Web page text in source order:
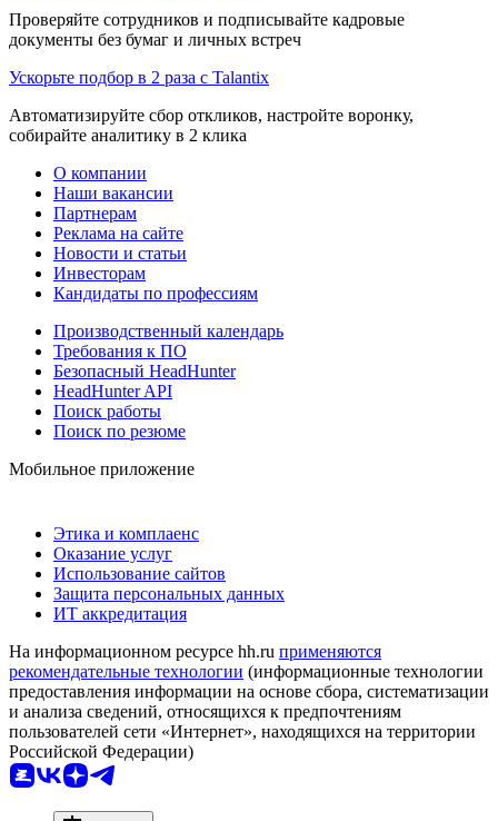
Проверяйте сотрудников и подписывайте кадровые
документы без бумаг и личных встреч
Ускорьте подбор в 2 раза с Talantix
Автоматизируйте сбор откликов, настройте воронку,
собирайте аналитику в 2 клика
О компании
Наши вакансии
Партнерам
Реклама на сайте
Новости и статьи
Инвесторам
Кандидаты по профессиям
Производственный календарь
Требования к ПО
Безопасный HeadHunter
HeadHunter API
Поиск работы
Поиск по резюме
Мобильное приложение
Этика и комплаенс
Оказание услуг
Использование сайтов
Защита персональных данных
ИТ аккредитация
На информационном ресурсе hh.ru применяются
рекомендательные технологии (информационные технологии
предоставления информации на основе сбора, систематизации
и анализа сведений, относящихся к предпочтениям
пользователей сети «Интернет», находящихся на территории
Российской Федерации)